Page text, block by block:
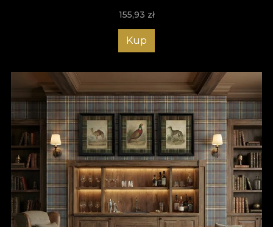
155,93 zł
Kup